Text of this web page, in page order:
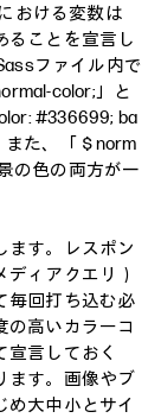
おける変数は
ることを宣言し
ファイル内で
color;」と
#336699; ba
た、「＄norm
の色の両方が一
ます。レスポン
ィアクエリ）
毎回打ち込む必
の高いカラーコ
言しておく
ます。画像やブ
大中小とサイ